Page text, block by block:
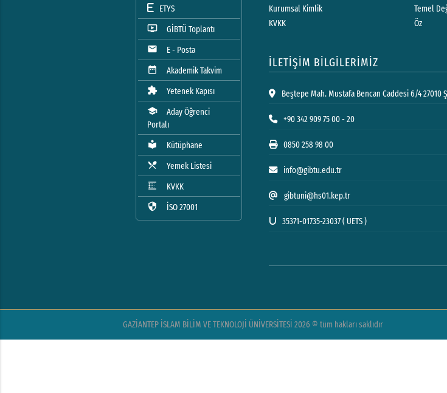
ETYS
ondemand_video
GİBTÜ Toplantı
mail
E - Posta
date_range
Akademik Takvim
extension
Yetenek Kapısı
school
Aday Öğrenci
Portalı
local_library
Kütüphane
local_dining
Yemek Listesi
blur_linear
KVKK
security
İSO 27001
Kurumsal Kimlik
KVKK
Temel
Öz
İLETİŞİM BİLGİLERİMİZ
Beştepe Mah. Mustafa Bencan Caddesi 6/4 27010
+90 342 909 75 00 - 20
0850 258 98 00
info@gibtu.edu.tr
gibtuni@hs01.kep.tr
35371-01735-23037 ( UETS )
GAZİANTEP İSLAM BİLİM VE TEKNOLOJİ ÜNİVERSİTESİ 2026 © tüm hakları saklıdır